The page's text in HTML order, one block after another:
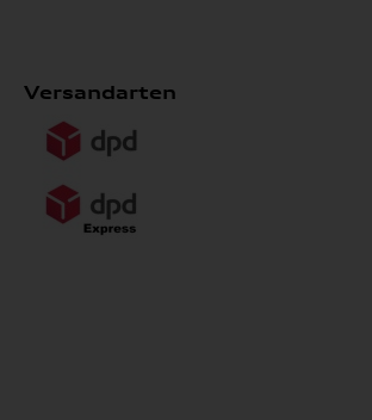
Versandarten